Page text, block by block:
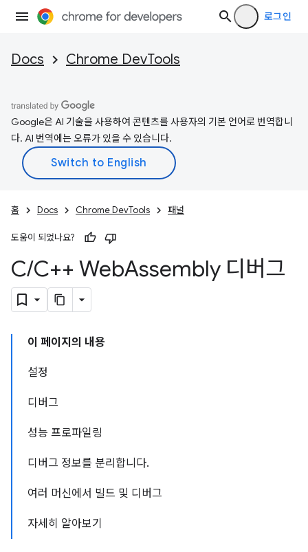
로그인
Docs Chrome DevTools
Google은 AI 기술을 사용하여 콘텐츠를 사용자의 기본 언어로 번역합니
다. AI 번역에는 오류가 있을 수 있습니다.
홈 Docs Chrome DevTools 패널
도움이 되었나요?
C/C++ WebAssembly 디버그
이 페이지의 내용
설정
디버그
성능 프로파일링
디버그 정보를 분리합니다.
여러 머신에서 빌드 및 디버그
자세히 알아보기